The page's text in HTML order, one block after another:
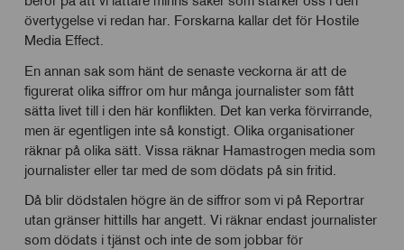
övertygelse vi redan har. Forskarna kallar det för Hostile
Media Effect.
En annan sak som hänt de senaste veckorna är att de
figurerat olika siffror om hur många journalister som fått
sätta livet till i den här konflikten. Det kan verka förvirrande,
men är egentligen inte så konstigt. Olika organisationer
räknar på olika sätt. Vissa räknar Hamastrogen media som
journalister eller tar med de som dödats på sin fritid.
Då blir dödstalen högre än de siffror som vi på Reportrar
utan gränser hittills har angett. Vi räknar endast journalister
som dödats i tjänst och inte de som jobbar för